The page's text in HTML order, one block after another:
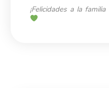
¡Felicidades a la